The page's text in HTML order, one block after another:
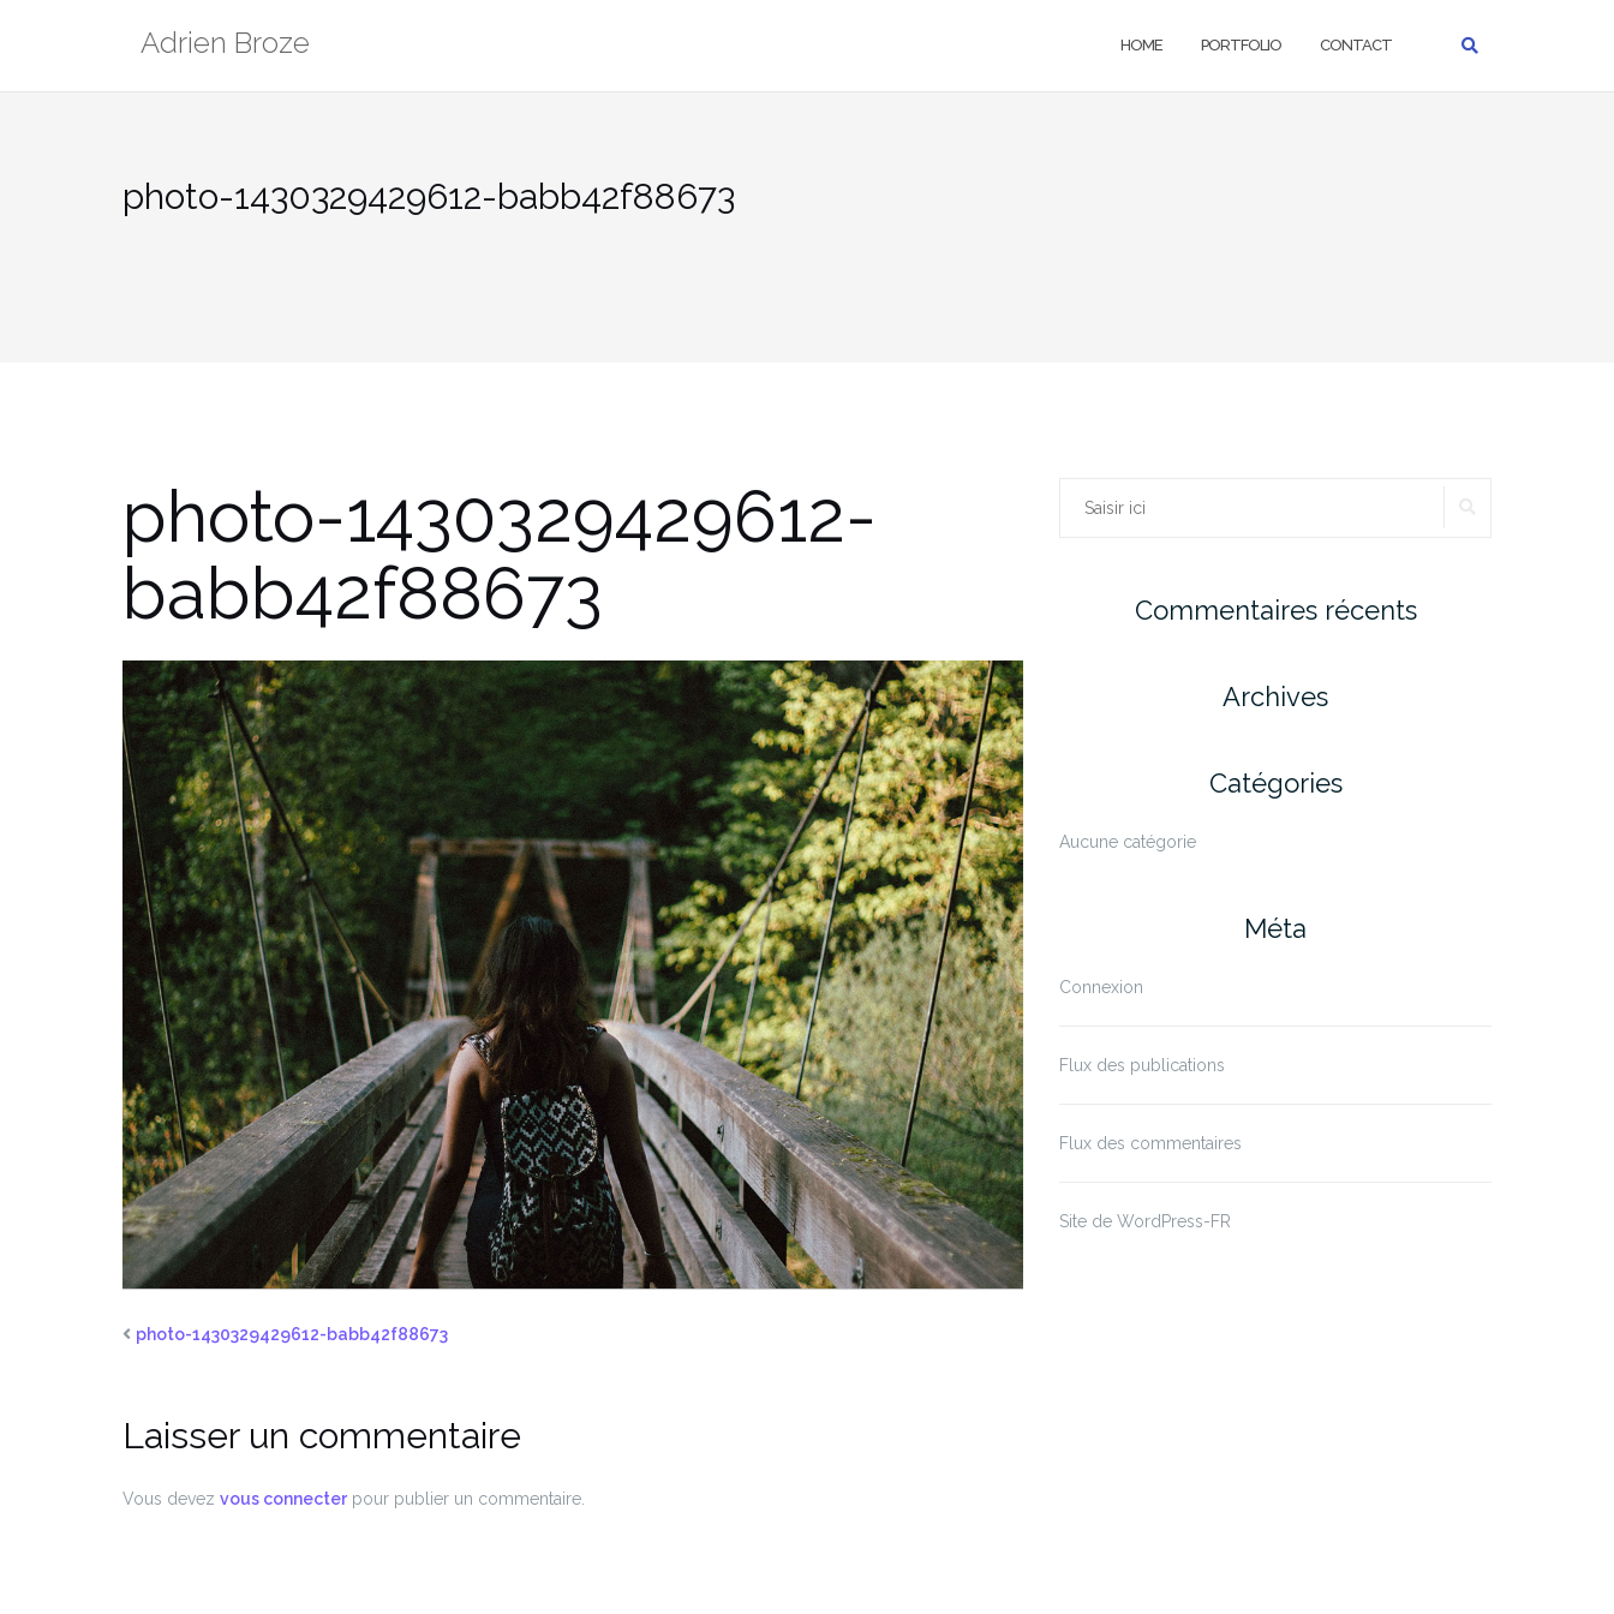
Adrien Broze HOME PORTFOLIO CONTACT
photo-1430329429612-babb42f88673
photo-1430329429612-
babb42f88673
photo-1430329429612-babb42f88673
Laisser un commentaire
Vous devez vous connecterpour publier un commentaire.
Rechercher :
Commentaires récents
Archives
Catégories
Aucune catégorie
Méta
Connexion
Flux des publications
Flux des commentaires
Site de WordPress-FR